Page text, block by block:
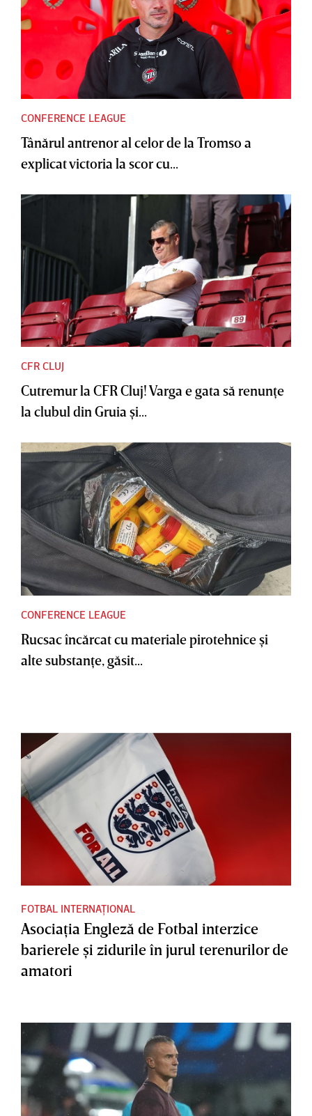
CONFERENCE LEAGUE
Tânărul antrenor al celor de la Tromso a
explicat victoria la scor cu...
CFR CLUJ
Cutremur la CFR Cluj! Varga e gata să renunţe
la clubul din Gruia şi...
CONFERENCE LEAGUE
Rucsac încărcat cu materiale pirotehnice şi
alte substanţe, găsit...
FOTBAL INTERNAȚIONAL
Asociaţia Engleză de Fotbal interzice
barierele şi zidurile în jurul terenurilor de
amatori